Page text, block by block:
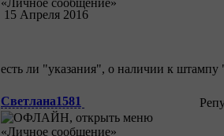
15 Апреля 2016
есть ли "указания", о наличии к
Светлана1581